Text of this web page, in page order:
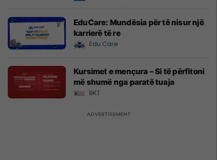
EduCare: Mundësia për të nisur një
karrierë të re
Edu Care
Kursimet e mençura – Si të përfitoni
më shumë nga paratë tuaja
BKT